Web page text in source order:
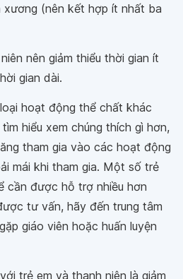
(nên kết hợp ít nhất ba
nên giảm thiểu thời gian ít
gian dài.
hoạt động thể chất khác
hiểu xem chúng thích gì hơn,
tham gia vào các hoạt động
mái khi tham gia. Một số trẻ
cần được hỗ trợ nhiều hơn
tư vấn, hãy đến trung tâm
giáo viên hoặc huấn luyện
trẻ em và thanh niên là giảm